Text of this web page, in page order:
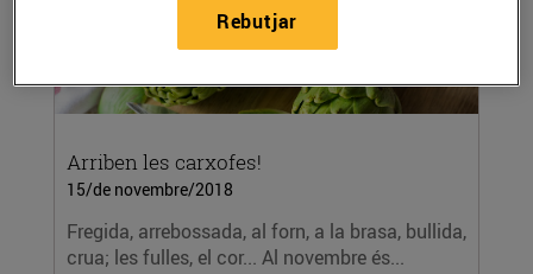
Arriben les carxofes!
15/de novembre/2018
Fregida, arrebossada, al forn, a la brasa, bullida,
crua; les fulles, el cor... Al novembre és...
Rebutjar